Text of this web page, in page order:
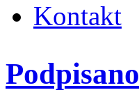
Kontakt